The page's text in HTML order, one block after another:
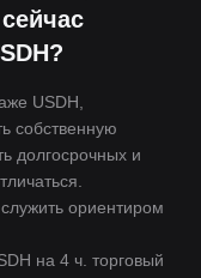
USDH,
собственную
долгосрочных и
ориентиром
на 4 ч. торговый